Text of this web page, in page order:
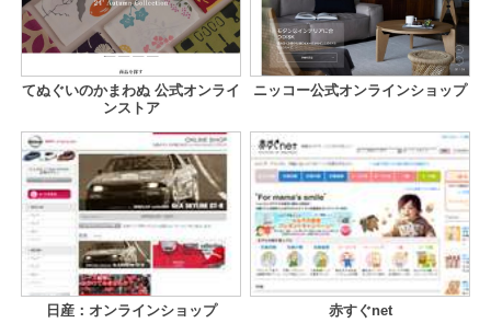
てぬぐいのかまわぬ 公式オンライ
ンストア
ニッコー公式オンラインショップ
日産：オンラインショップ 赤すぐnet